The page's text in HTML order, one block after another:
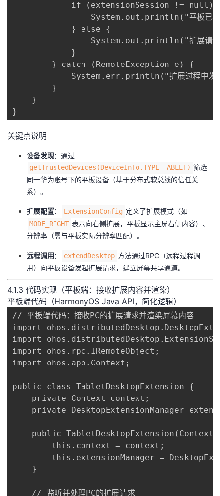
if (extensionSession != null)
System.out.println("平板已作
            } else {
System.out.println("扩展请
            }
        } catch (RemoteException e) {
System.err.println("扩展过程中
        }
    }
}
关键点说明
​设备发现​​：通过
getTrustedDevices(DeviceInfo.TYPE_TABLET) 筛选
同一华为账号下的平板设备（基于分布式软总线的信任关
系）。
​扩展配置​​： ExtensionConfig 定义了扩展模式（如
MODE_RIGHT 表示向右侧扩展，平板显示主屏右侧内容）、
分辨率（需与平板实际分辨率匹配）。
​远程调用​​： extendDesktop 方法通过RPC（远程过程调
用）向平板设备发起扩展请求，建立屏幕共享通道。
4.1.3 代码实现（平板端：接收扩展内容并渲染）
平板端代码（HarmonyOS Java API，简化逻辑）
// 平板端代码：接收PC的扩展请求并渲染屏幕内容
import
import
import ohos.rpc.IRemoteObject;
import ohos.app.Context;
public class TabletDesktopExtension {
    private Context context;
private DesktopExtensionManager
public TabletDesktopExtension(Context
        this.context = context;
this.extensionManager =
    }
    // 监听并处理PC的扩展请求